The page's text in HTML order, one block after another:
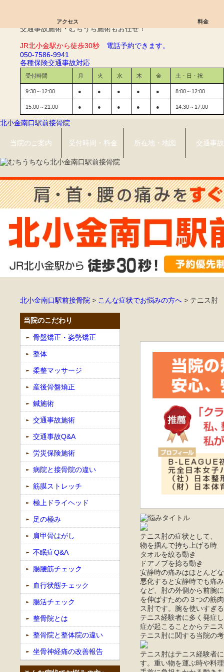
テニス肘｜北小金南口駅前接骨院
交通事故施術・むちうち施術もお任せ！
JR北小金駅から徒歩30秒 電話予約できます。
050-7586-9941
各種保険交通事故対応
受付時間 月 火 水 木 金 土・日・祝
9:30～12:00 ● ● ● ● ● 8:00～12:00
15:00～21:00 ● ● ● ● ● 14:30～17:00
アクセス 料金
北小金南口駅前接骨院
当院のご案内 受付時間・料金 所在地・地図 交通事
北小金南口駅前接骨院 > こんな症状でお悩みの方へ > テニス肘
テニス肘の症状として、
物を掴んで持ち上げる時
タオルを絞る動き
ドアノブを捻る動き
安静時の痛みはほとんど
悪化すると安静時でも痛
など、肘の外側から前腕
を伸ばすための３つの筋
ス肘です。腕を使いすぎ
テニス経験者に多く発症
症が起こることからテニ
テニス肘に関する当院の
テニス肘はテニス経験者
す。重い物を運ぶ時や料
当院のこだわり
骨盤矯正・姿勢矯正
整体
柔整マッサージ
産後骨盤矯正
鍼施術
交通事故施術
交通事故Q&A
労災保険施術
病院と接骨院の違い
筋膜ストレッチ
極上ドライヘッド
足の極み
肩甲骨はがし
不眠症Q&A
腸腰筋チェック
血行状態チェック
腸活チェック
整骨院とは
整骨院と整体院の違い
坐骨神経痛の改善報告